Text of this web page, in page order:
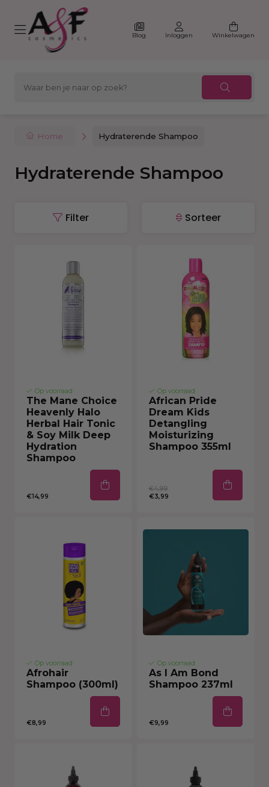
Blog Inloggen Winkelwagen
Home Hydraterende Shampoo
Hydraterende Shampoo
Filter Sorteer
Op voorraad
The Mane Choice
Heavenly Halo
Herbal Hair Tonic
& Soy Milk Deep
Hydration
Shampoo
€14,99
Op voorraad
African Pride
Dream Kids
Detangling
Moisturizing
Shampoo 355ml
€4,99
€3,99
Op voorraad
Afrohair
Shampoo (300ml)
€8,99
Op voorraad
As I Am Bond
Shampoo 237ml
€9,99